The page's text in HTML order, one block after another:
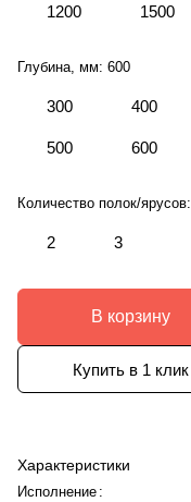
1200 1500
Глубина, мм: 600
300 400
500 600
Количество полок/ярусов:
2 3
В корзину
Купить в 1 клик
Характеристики
Исполнение :